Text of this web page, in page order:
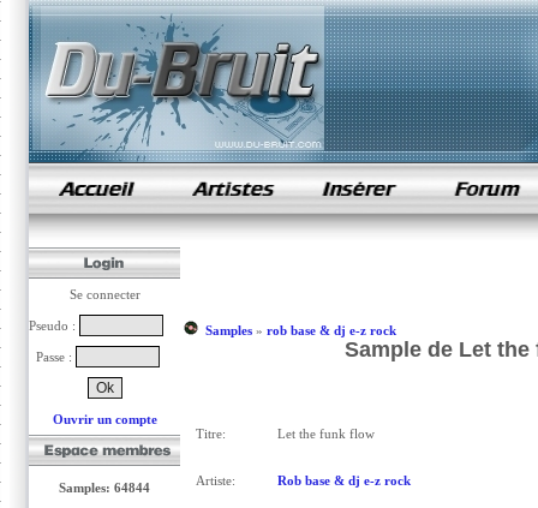
samples de rap
Se connecter
Pseudo :
Passe :
Ouvrir un compte
Samples: 64844
Samples» rob base & dj e-z rock
Sample de Let
Titre: Let the funk flow
Artiste: Rob base & dj e-z rock